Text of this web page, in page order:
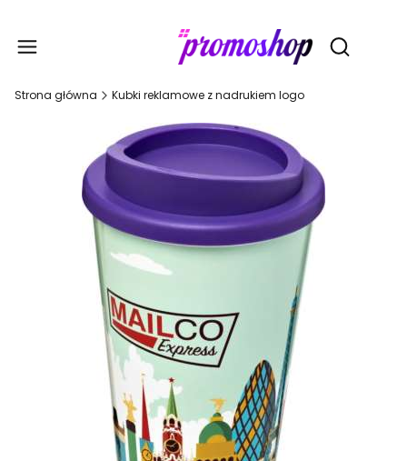
Otwórz
Strona główna Kubki reklamowe z nadrukiem logo